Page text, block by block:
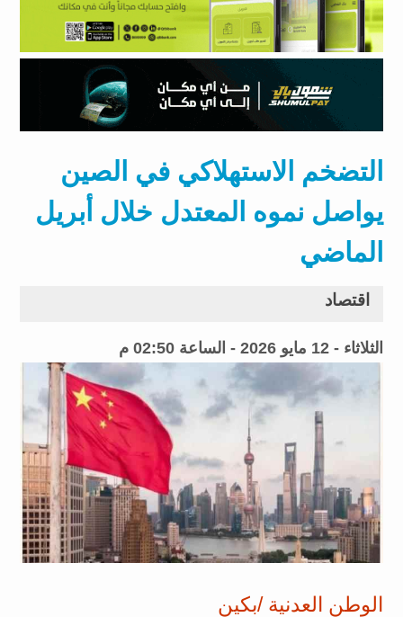
التضخم الاستهلاكي في الصين
يواصل نموه المعتدل خلال أبريل
الماضي
اقتصاد
الثلاثاء - 12 مايو 2026 - الساعة 02:50 م
الوطن العدنية /بكين